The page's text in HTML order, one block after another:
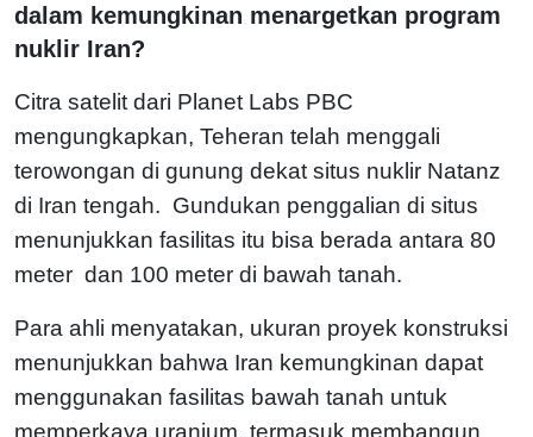
dalam kemungkinan menargetkan program
nuklir Iran?
Citra satelit dari Planet Labs PBC
mengungkapkan, Teheran telah menggali
terowongan di gunung dekat situs nuklir Natanz
di Iran tengah. Gundukan penggalian di situs
menunjukkan fasilitas itu bisa berada antara 80
meter dan 100 meter di bawah tanah.
Para ahli menyatakan, ukuran proyek konstruksi
menunjukkan bahwa Iran kemungkinan dapat
menggunakan fasilitas bawah tanah untuk
memperkaya uranium, termasuk membangun